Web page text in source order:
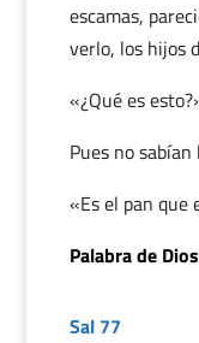
escamas,
verlo, los hijos
«¿Qué es
Pues no
«Es el pan que
Palabra de
Sal 77